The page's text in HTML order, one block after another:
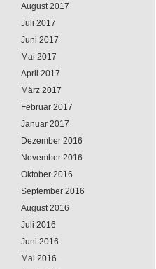
August 2017
Juli 2017
Juni 2017
Mai 2017
April 2017
März 2017
Februar 2017
Januar 2017
Dezember 2016
November 2016
Oktober 2016
September 2016
August 2016
Juli 2016
Juni 2016
Mai 2016